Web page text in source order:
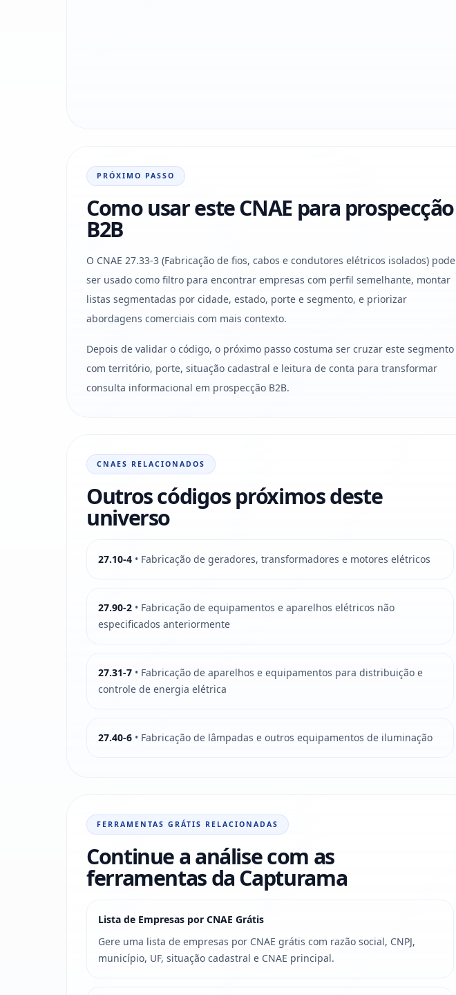
PRÓXIMO PASSO
Como usar este CNAE para prospecção
B2B
O CNAE 27.33-3 (Fabricação de fios, cabos e condutores elétricos isolados) pode
ser usado como filtro para encontrar empresas com perfil semelhante, montar
listas segmentadas por cidade, estado, porte e segmento, e priorizar
abordagens comerciais com mais contexto.
Depois de validar o código, o próximo passo costuma ser cruzar este segmento
com território, porte, situação cadastral e leitura de conta para transformar
consulta informacional em prospecção B2B.
CNAES RELACIONADOS
Outros códigos próximos deste
universo
27.10-4 • Fabricação de geradores, transformadores e motores elétricos
27.90-2 • Fabricação de equipamentos e aparelhos elétricos não
especificados anteriormente
27.31-7 • Fabricação de aparelhos e equipamentos para distribuição e
controle de energia elétrica
27.40-6 • Fabricação de lâmpadas e outros equipamentos de iluminação
FERRAMENTAS GRÁTIS RELACIONADAS
Continue a análise com as
ferramentas da Capturama
Lista de Empresas por CNAE Grátis
Gere uma lista de empresas por CNAE grátis com razão social, CNPJ,
município, UF, situação cadastral e CNAE principal.